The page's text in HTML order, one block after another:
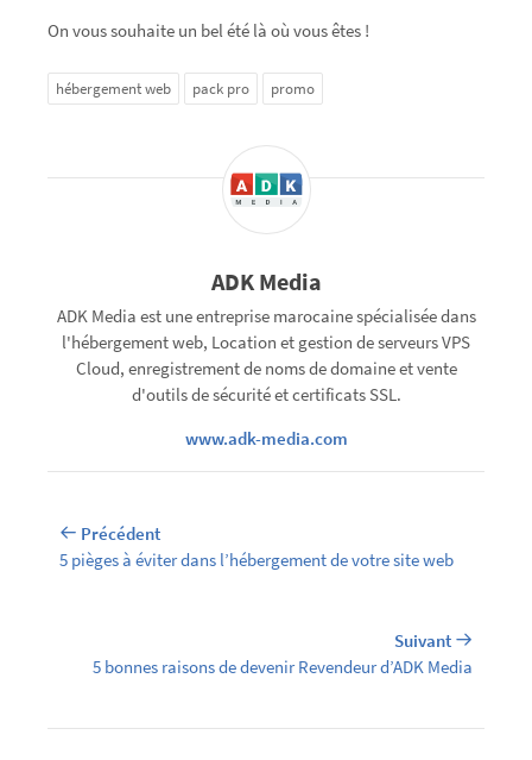
On vous souhaite un bel été là où vous êtes !
hébergement web pack pro promo
ADK Media
ADK Media est une entreprise marocaine spécialisée dans
l'hébergement web, Location et gestion de serveurs VPS
Cloud, enregistrement de noms de domaine et vente
d'outils de sécurité et certificats SSL.
www.adk-media.com
Précédent
5 pièges à éviter dans l’hébergement de votre site web
Suivant
5 bonnes raisons de devenir Revendeur d’ADK Media